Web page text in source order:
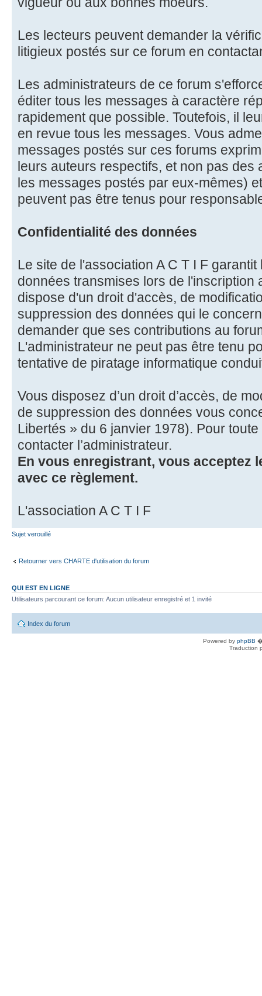
Les lecteurs peuvent demander la
litigieux postés sur ce forum en
Les administrateurs de ce forum
éditer tous les messages à caractère
rapidement que possible. Toutefois, il
en revue tous les messages. Vous
messages postés sur ces forums
leurs auteurs respectifs, et non pas des
les messages postés par eux-mêmes)
peuvent pas être tenus pour
Confidentialité des données
Le site de l'association A C T I F
données transmises lors de l'inscription
dispose d'un droit d'accès, de
suppression des données qui le
demander que ses contributions au
L'administrateur ne peut pas être tenu
tentative de piratage informatique
Vous disposez d’un droit d’accès, de
de suppression des données vous
Libertés » du 6 janvier 1978). Pour
contacter l’administrateur.
En vous enregistrant, vous acceptez
avec ce règlement.
L'association A C T I F
Sujet verouillé
Retourner vers CHARTE d'utilisation du forum
QUI EST EN LIGNE
Utilisateurs parcourant ce forum: Aucun utilisateur enregistré et 1 invité
Index du forum
Powered by phpBB �
Traduction